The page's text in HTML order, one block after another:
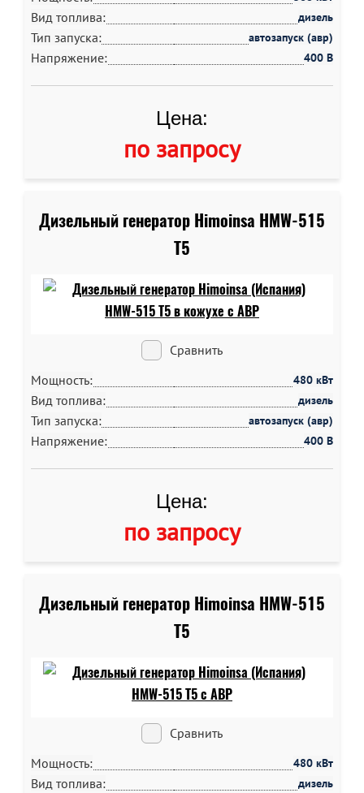
Вид топлива: дизель
Тип запуска: автозапуск (авр)
Напряжение: 400 В
Цена:
по запросу
Дизельный генератор Himoinsa HMW-515
T5
Сравнить
Мощность:
480 кВт
Вид топлива: дизель
Тип запуска: автозапуск (авр)
Напряжение: 400 В
Цена:
по запросу
Дизельный генератор Himoinsa HMW-515
T5
Сравнить
Мощность:
480 кВт
Вид топлива: дизель